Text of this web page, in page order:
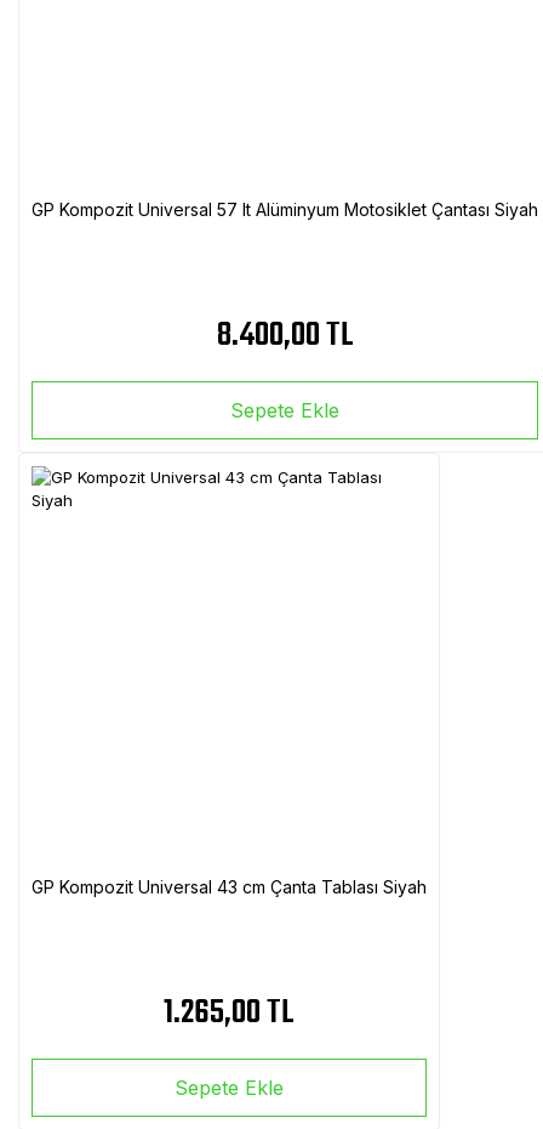
GP Kompozit Universal 57 lt Alüminyum Motosiklet Çantası Siyah
8.400,00 TL
Sepete Ekle
GP Kompozit Universal 43 cm Çanta Tablası Siyah
1.265,00 TL
Sepete Ekle